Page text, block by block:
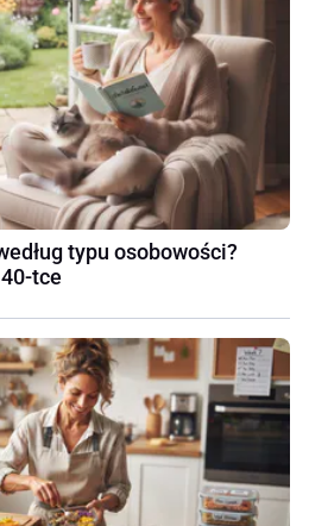
typu osobowości?
tce